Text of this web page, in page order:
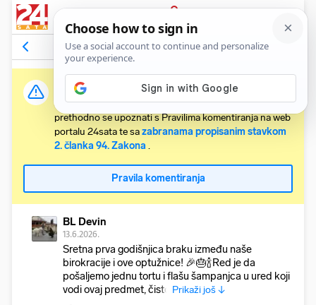
PRIJAVA
Komentari18 Relevantni
Važna obavijest:
Svaki korisnik koji želi komentirati članke obvezan je
prethodno se upoznati s Pravilima komentiranja na web
portalu 24sata te sazabranama propisanim stavkom
2. članka 94. Zakona .
Pravila komentiranja
BL Devin
13.6.2026.
Sretna prva godišnjica braku između naše
birokracije i ove optužnice! 🎉🎂🍾Red je da
pošaljemo jednu tortu i flašu šampanjca u ured koji
vodi ovaj predmet, čisto Prikaži još ↓